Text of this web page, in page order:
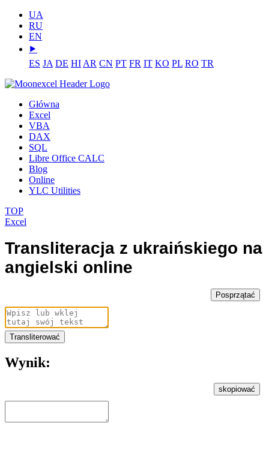
UA
RU
EN
⯈
ES JA DE HI AR CN PT FR IT KO PL RO TR
Główna
Excel
VBA
DAX
SQL
Libre Office CALC
Blog
Online
YLC Utilities
TOP
Excel
Transliteracja z ukraińskiego na
angielski online
Posprzątać
Transliterować
Wynik:
skopiować